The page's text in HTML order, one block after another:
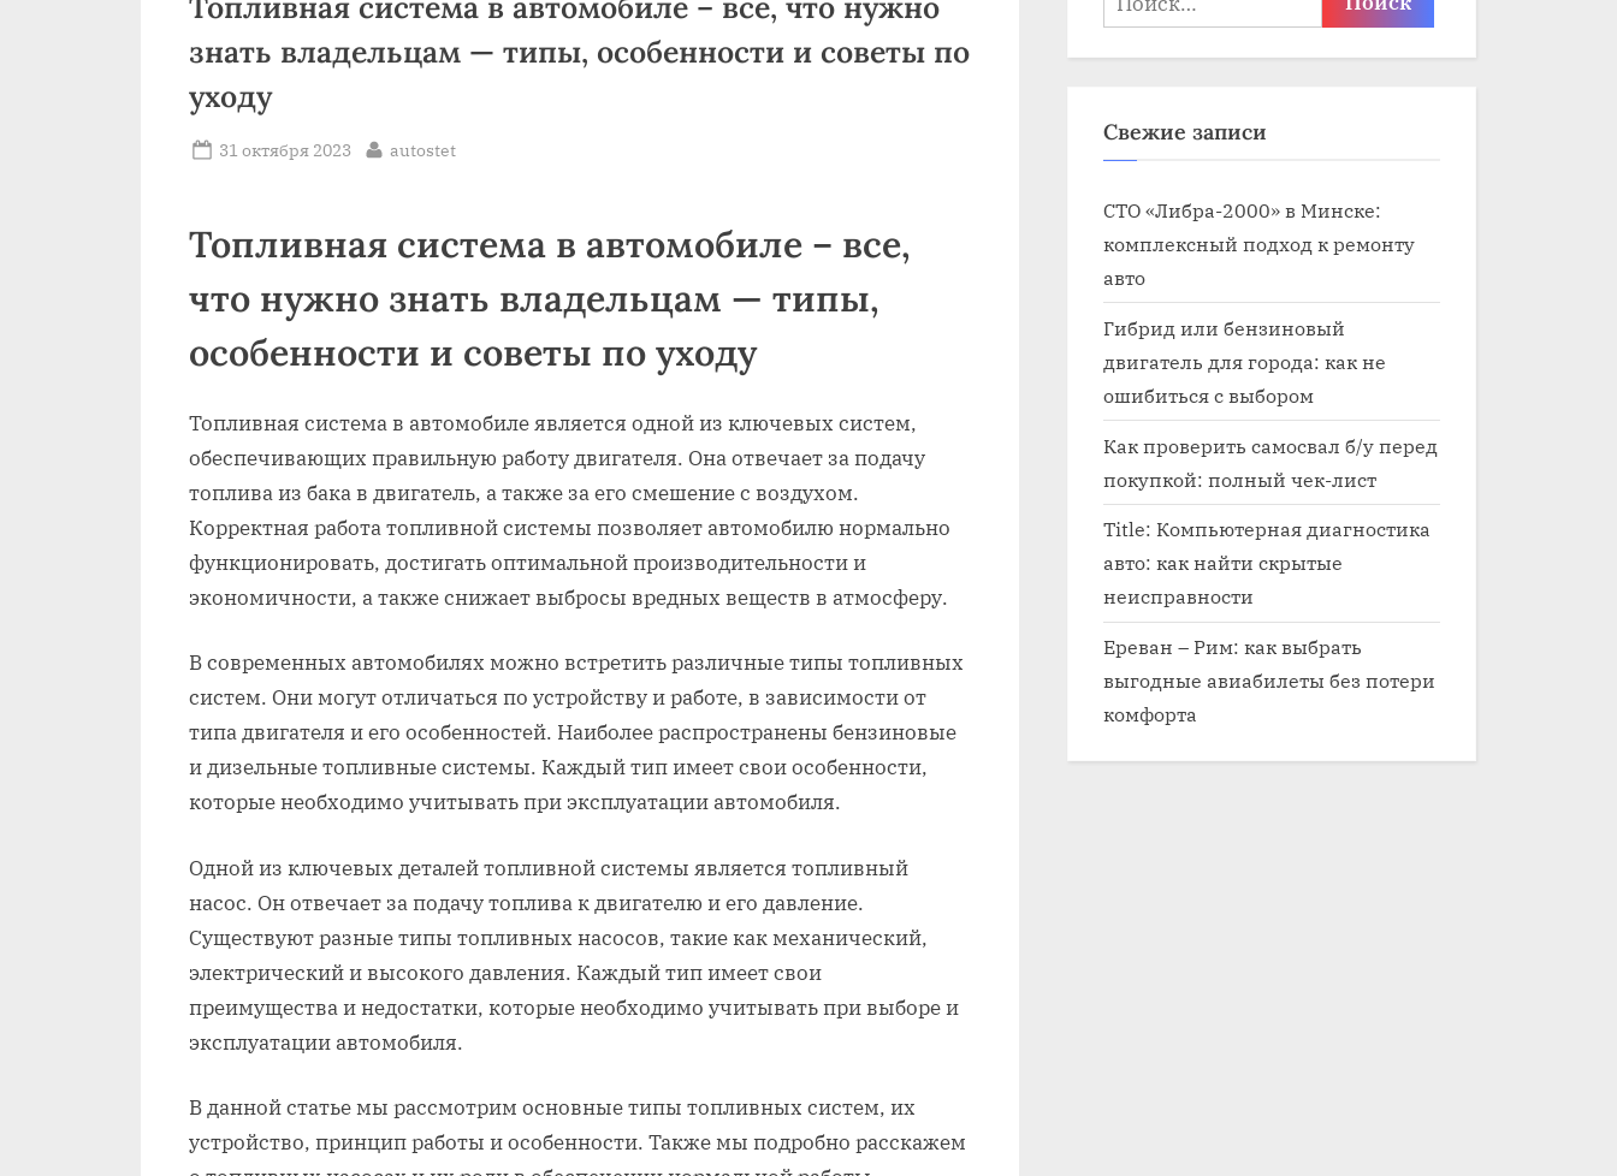
знать владельцам — типы, особенности и советы по
уходу
Posted
31 октября 2023 By
autostet
Топливная система в автомобиле – все,
что нужно знать владельцам — типы,
особенности и советы по уходу
Топливная система в автомобиле является одной из ключевых систем,
обеспечивающих правильную работу двигателя. Она отвечает за подачу
топлива из бака в двигатель, а также за его смешение с воздухом.
Корректная работа топливной системы позволяет автомобилю нормально
функционировать, достигать оптимальной производительности и
экономичности, а также снижает выбросы вредных веществ в атмосферу.
В современных автомобилях можно встретить различные типы топливных
систем. Они могут отличаться по устройству и работе, в зависимости от
типа двигателя и его особенностей. Наиболее распространены бензиновые
и дизельные топливные системы. Каждый тип имеет свои особенности,
которые необходимо учитывать при эксплуатации автомобиля.
Одной из ключевых деталей топливной системы является топливный
насос. Он отвечает за подачу топлива к двигателю и его давление.
Существуют разные типы топливных насосов, такие как механический,
электрический и высокого давления. Каждый тип имеет свои
преимущества и недостатки, которые необходимо учитывать при выборе и
эксплуатации автомобиля.
В данной статье мы рассмотрим основные типы топливных систем, их
устройство, принцип работы и особенности. Также мы подробно расскажем
Свежие записи
СТО «Либра-2000» в Минске:
комплексный подход к ремонту
авто
Гибрид или бензиновый
двигатель для города: как не
ошибиться с выбором
Как проверить самосвал б/у перед
покупкой: полный чек-лист
Title: Компьютерная диагностика
авто: как найти скрытые
неисправности
Ереван – Рим: как выбрать
выгодные авиабилеты без потери
комфорта